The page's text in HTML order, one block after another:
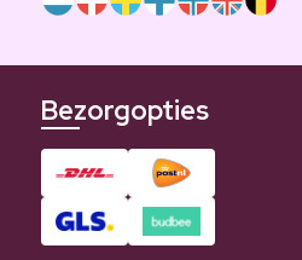
Bezorgopties